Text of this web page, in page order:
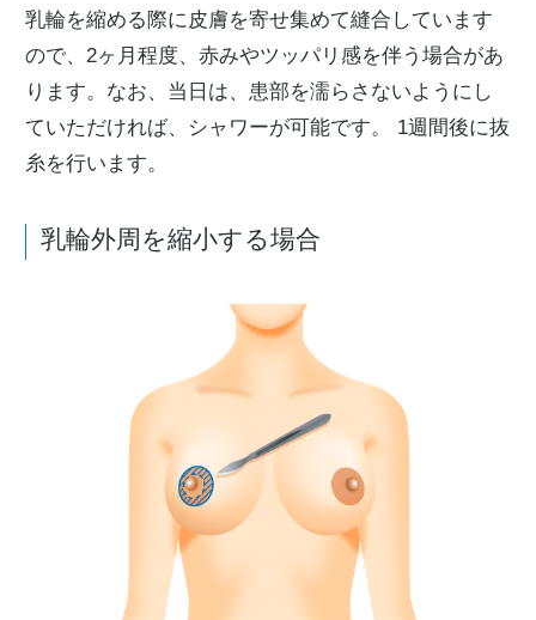
乳輪を縮める際に皮膚を寄せ集めて縫合しています
ので、2ヶ月程度、赤みやツッパリ感を伴う場合があ
ります。なお、当日は、患部を濡らさないようにし
ていただければ、シャワーが可能です。 1週間後に抜
糸を行います。
乳輪外周を縮小する場合